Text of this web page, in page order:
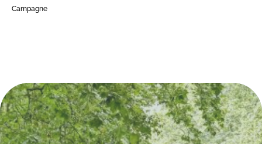
Campagne